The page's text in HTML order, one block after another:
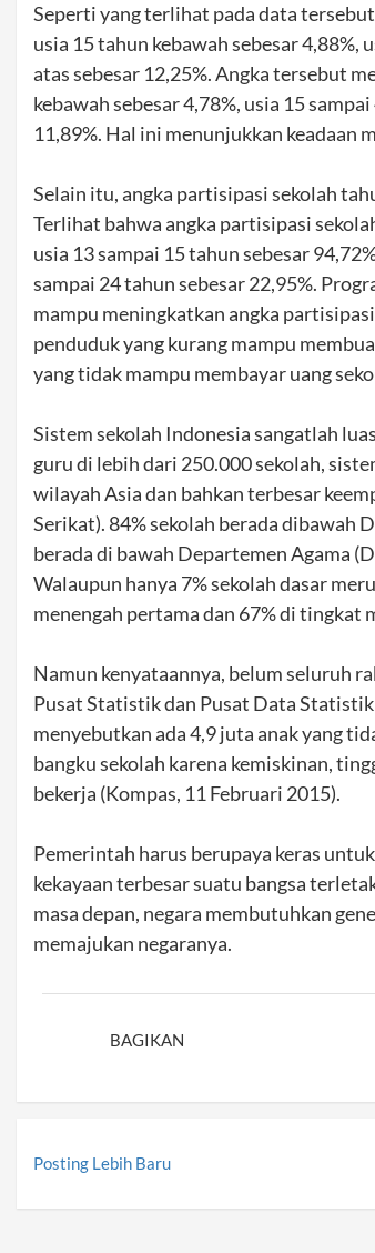
Seperti yang terlihat pada data
usia 15 tahun kebawah sebesar 4,88%,
atas sebesar 12,25%. Angka tersebut
kebawah sebesar 4,78%, usia 15
11,89%. Hal ini menunjukkan keadaan
Selain itu, angka partisipasi sekolah
Terlihat bahwa angka partisipasi
usia 13 sampai 15 tahun sebesar
sampai 24 tahun sebesar 22,95%.
mampu meningkatkan angka
penduduk yang kurang mampu
yang tidak mampu membayar uang
Sistem sekolah Indonesia sangatlah
guru di lebih dari 250.000 sekolah,
wilayah Asia dan bahkan terbesar
Serikat). 84% sekolah berada dibawah
berada di bawah Departemen Agama
Walaupun hanya 7% sekolah dasar
menengah pertama dan 67% di tingkat
Namun kenyataannya, belum seluruh
Pusat Statistik dan Pusat Data
menyebutkan ada 4,9 juta anak yang
bangku sekolah karena kemiskinan,
bekerja (Kompas, 11 Februari 2015).
Pemerintah harus berupaya keras
kekayaan terbesar suatu bangsa
masa depan, negara membutuhkan
memajukan negaranya.
BAGIKAN
Posting Lebih Baru